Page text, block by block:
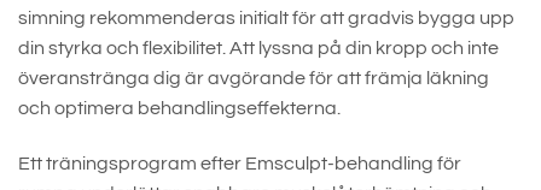
simning rekommenderas initialt för att gradvis bygga upp
din styrka och flexibilitet. Att lyssna på din kropp och inte
överanstränga dig är avgörande för att främja läkning
och optimera behandlingseffekterna.
Ett träningsprogram efter Emsculpt-behandling för